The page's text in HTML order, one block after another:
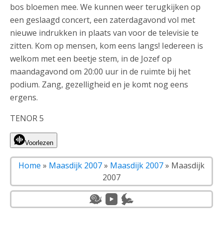
bos bloemen mee. We kunnen weer terugkijken op
een geslaagd concert, een zaterdagavond vol met
nieuwe indrukken in plaats van voor de televisie te
zitten. Kom op mensen, kom eens langs! Iedereen is
welkom met een beetje stem, in de Jozef op
maandagavond om 20:00 uur in de ruimte bij het
podium. Zang, gezelligheid en je komt nog eens
ergens.
TENOR 5
Voorlezen
Home » Maasdijk 2007» Maasdijk 2007» Maasdijk
2007